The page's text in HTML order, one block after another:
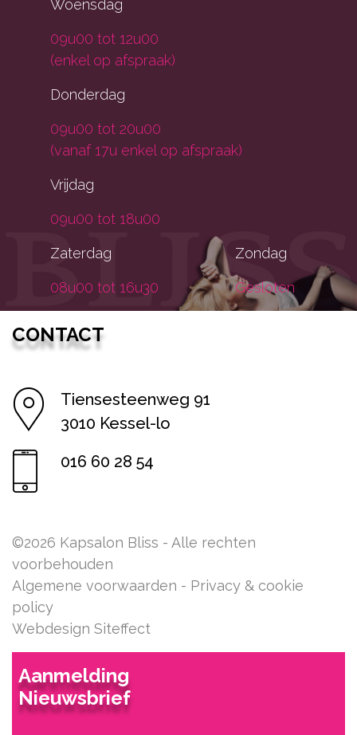
Woensdag
09u00 tot 12u00
(enkel op afspraak)
Donderdag
09u00 tot 20u00
(vanaf 17u enkel op afspraak)
Vrijdag
09u00 tot 18u00
Zaterdag
08u00 tot 16u30
Zondag
Gesloten
CONTACT
Tiensesteenweg 91
3010 Kessel-lo
016 60 28 54
©2026 Kapsalon Bliss - Alle rechten
voorbehouden
Algemene voorwaarden - Privacy & cookie
policy
Webdesign Siteffect
Aanmelding
Nieuwsbrief